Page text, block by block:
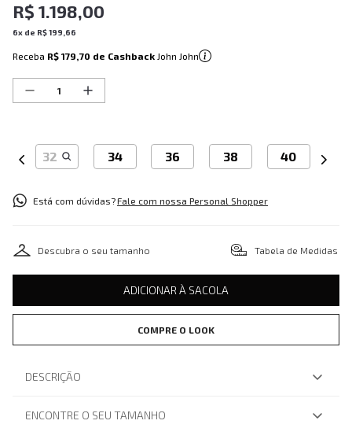
R$ 1.198,00
6x de R$199 66
Receba R$ 179,70 de Cashback John John
32 34 36 38 40
Está com dúvidas?Fale com nossa Personal Shopper
Descubra o seu tamanho Tabela de Medidas
ADICIONAR À SACOLA
COMPRE O LOOK
DESCRIÇÃO
ENCONTRE O SEU TAMANHO